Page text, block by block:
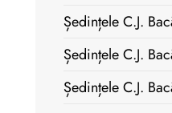
Ședințele C.J.
Ședințele C.J.
Ședințele C.J.